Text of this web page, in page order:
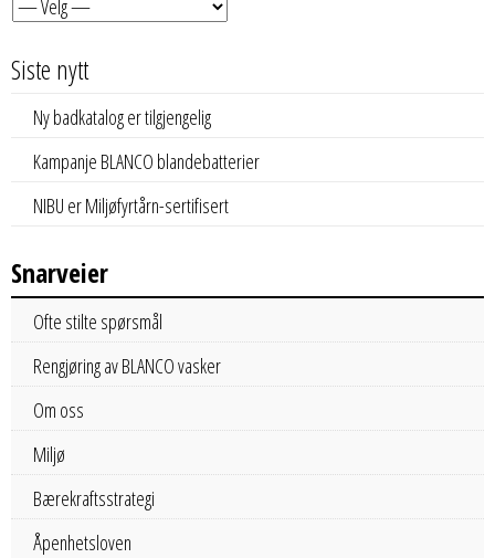
Siste nytt
Ny badkatalog er tilgjengelig
Kampanje BLANCO blandebatterier
NIBU er Miljøfyrtårn-sertifisert
Snarveier
Ofte stilte spørsmål
Rengjøring av BLANCO vasker
Om oss
Miljø
Bærekraftsstrategi
Åpenhetsloven